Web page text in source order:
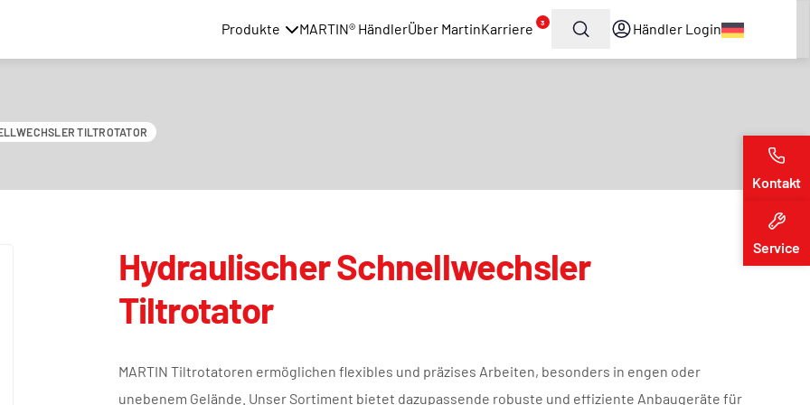
Produkte
MARTIN® HändlerÜber MartinKarriere 3 Händler Login
TILTROTATOR
Hydraulischer Schnellwechsler
Tiltrotator
MARTIN Tiltrotatoren ermöglichen flexibles und präzises Arbeiten, besonders in engen oder
unebenem Gelände. Unser Sortiment bietet dazupassende robuste und effiziente Anbaugeräte für
Kontakt
Service